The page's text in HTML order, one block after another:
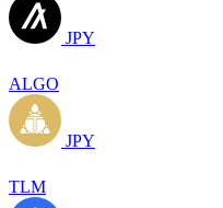
JPY
ALGO
JPY
TLM